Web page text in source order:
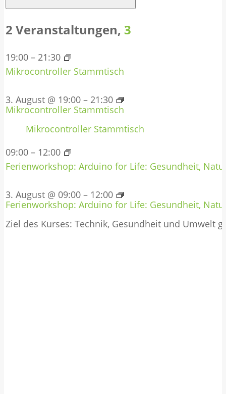
2 Veranstaltungen, 3
19:00 – 21:30
Mikrocontroller Stammtisch
3. August @ 19:00 – 21:30
Mikrocontroller Stammtisch
Mikrocontroller Stammtisch
09:00 – 12:00
Ferienworkshop: Arduino for Life: Gesundheit,
3. August @ 09:00 – 12:00
Ferienworkshop: Arduino for Life: Gesundheit,
Ziel des Kurses: Technik, Gesundheit und Umwelt